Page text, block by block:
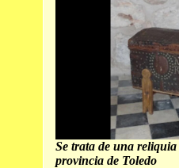
Se trata de una
provincia de Toledo